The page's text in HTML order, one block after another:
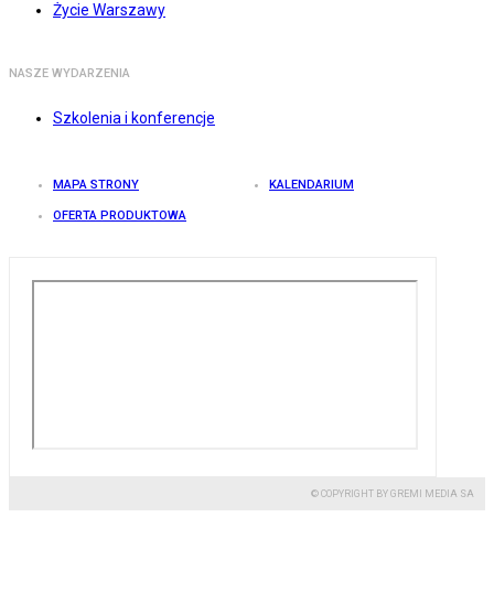
Życie Warszawy
NASZE WYDARZENIA
Szkolenia i konferencje
MAPA STRONY KALENDARIUM
OFERTA PRODUKTOWA
© COPYRIGHT BY GREMI MEDIA SA